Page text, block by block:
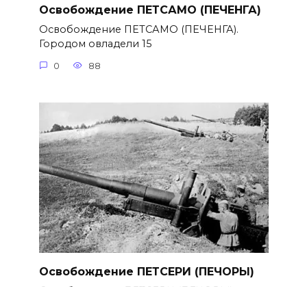
Освобождение ПЕТСАМО (ПЕЧЕНГА)
Освобождение ПЕТСАМО (ПЕЧЕНГА).
Городом овладели 15
0 88
Освобождение ПЕТСЕРИ (ПЕЧОРЫ)